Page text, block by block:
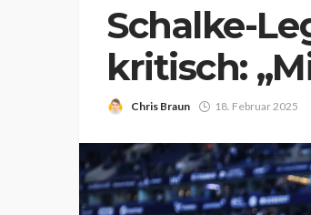
Schalke-
kritisch:
Chris Braun 18. Februar 2025